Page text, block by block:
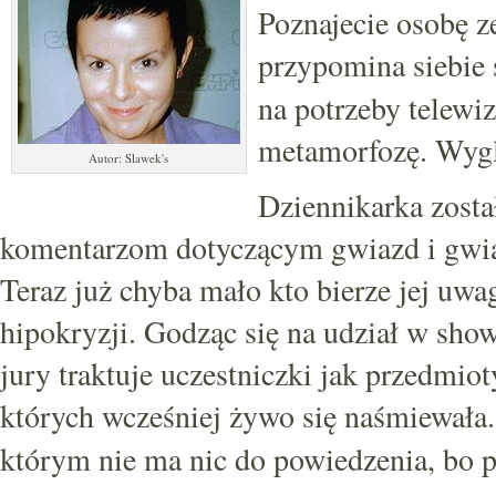
Autor: Slawek's
Poznajecie osobę
przypomina
na potrzeby
metamorfozę.
Dziennikarka
komentarzom dotyczącym gwiazd i
Teraz już chyba mało kto bierze jej
hipokryzji. Godząc się na udział w
jury traktuje uczestniczki jak
których wcześniej żywo się
którym nie ma nic do powiedzenia,